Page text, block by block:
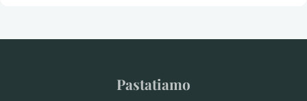
Pastatiamo